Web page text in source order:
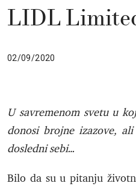
LIDL
02/09/2020
U savremenom svetu u
donosi brojne izazove,
dosledni sebi…
Bilo da su u pitanju